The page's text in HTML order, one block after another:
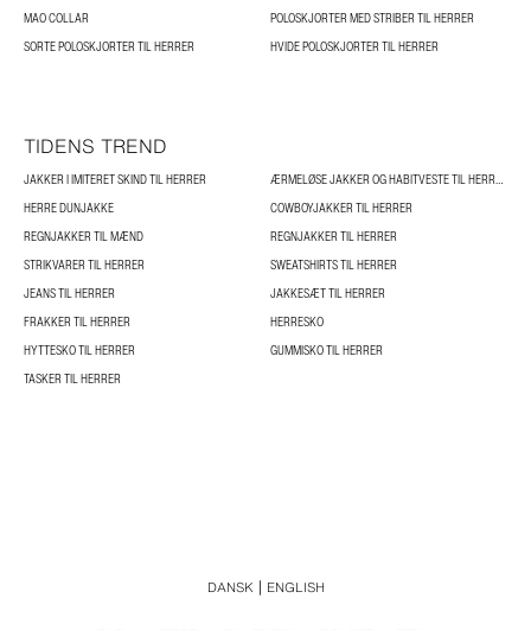
MAO COLLAR
POLOSKJORTER MED STRIBER TIL HERRER
SORTE POLOSKJORTER TIL HERRER
HVIDE POLOSKJORTER TIL HERRER
TIDENS TREND
JAKKER I IMITERET SKIND TIL HERRER
ÆRMELØSE JAKKER OG HABITVESTE TIL HERRER
HERRE DUNJAKKE
COWBOYJAKKER TIL HERRER
REGNJAKKER TIL MÆND
REGNJAKKER TIL HERRER
STRIKVARER TIL HERRER
SWEATSHIRTS TIL HERRER
JEANS TIL HERRER
JAKKESÆT TIL HERRER
FRAKKER TIL HERRER
HERRESKO
HYTTESKO TIL HERRER
GUMMISKO TIL HERRER
TASKER TIL HERRER
DANSK ENGLISH